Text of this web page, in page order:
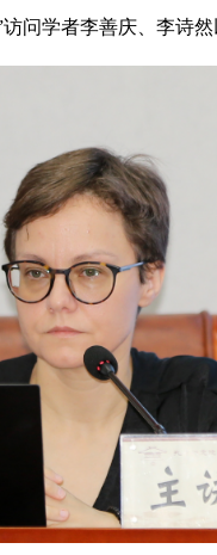
问学者李善庆、李诗